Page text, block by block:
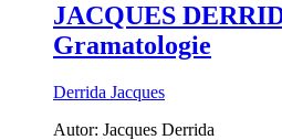
JACQUES
Gramatologie
Derrida Jacques
Autor: Jacques Derrida